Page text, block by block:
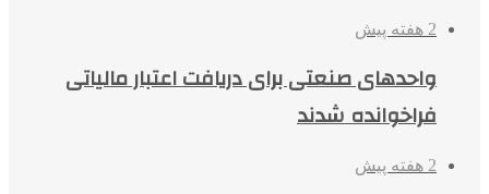
2 هفته پیش
واحدهای صنعتی برای دریافت اعتبار مالیاتی
فراخوانده شدند
2 هفته پیش